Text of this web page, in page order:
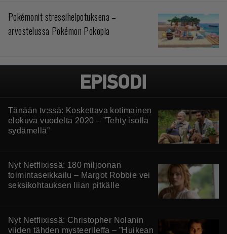
Pokémonit stressihelpotuksena –
arvostelussa Pokémon Pokopia
Tänään tv:ssä: Koskettava kotimainen
elokuva vuodelta 2020 – ”Tehty isolla
sydämellä”
Nyt Netflixissä: 180 miljoonan
toimintaseikkailu – Margot Robbie vei
seksikohtauksen liian pitkälle
Nyt Netflixissä: Christopher Nolanin
viiden tähden mysteerileffa – ”Huikean